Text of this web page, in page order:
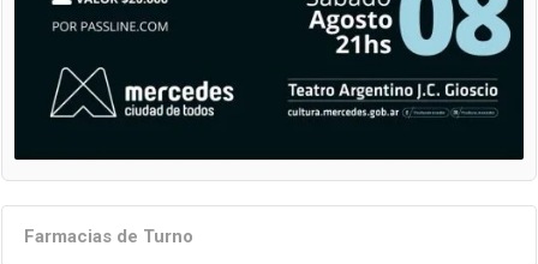
Farmacias de Turno